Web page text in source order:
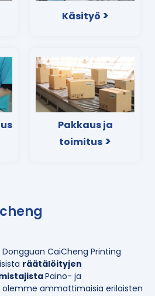
Käsityö >
Pakkaus ja
toimitus >
CaiCheng Printing
räätälöityjen
Paino- ja
olemme ammattimaisia ​​erilaisten